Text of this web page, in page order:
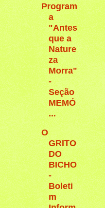
Program
a
"Antes
que a
Nature
za
Morra"
-
Seção
MEMÓ
...
O
GRITO
DO
BICHO
-
Boleti
m